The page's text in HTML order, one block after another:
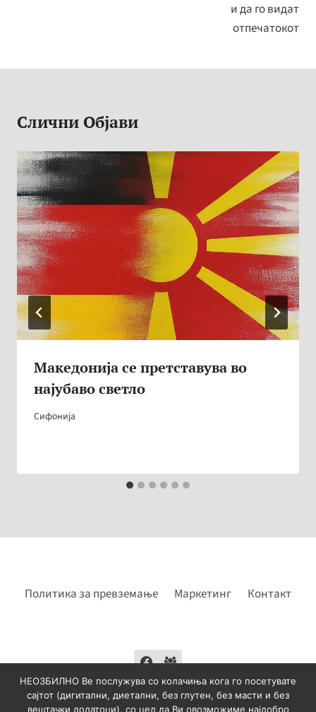
и да го видат
отпечатокот
Слични Објави
Македонија се претставува во
најубаво светло
Сифонија
Политика за превземање Маркетинг Контакт
НЕОЗБИЛНО Ве послужува со колачиња кога го посетувате
сајтот (дигитални, диетални, без глутен, без масти и без
вештачки додатоци), со цел да Ви овозможиме најдобро